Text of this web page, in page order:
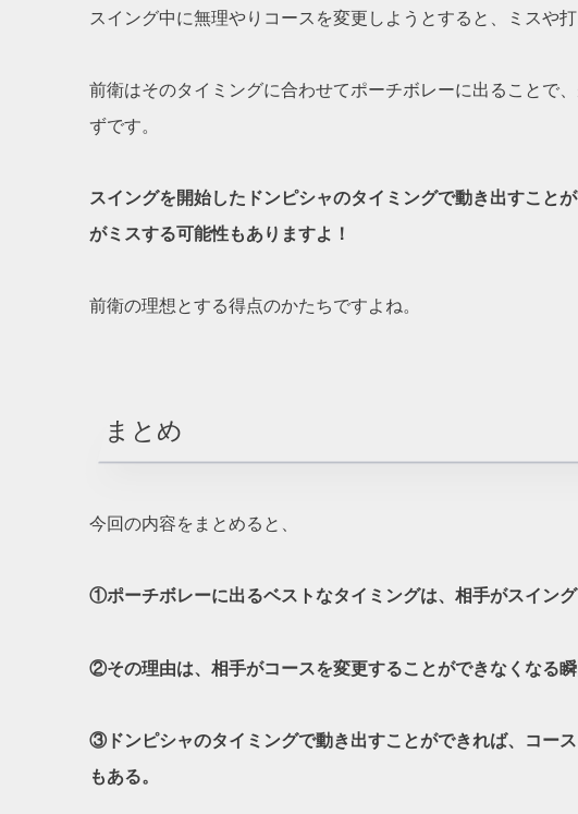
スイング中に無理やりコースを変更しようとすると、ミスや
前衛はそのタイミングに合わせてポーチボレーに出ることで
ずです。
スイングを開始したドンピシャのタイミングで動き出すこと
がミスする可能性もありますよ！
前衛の理想とする得点のかたちですよね。
まとめ
今回の内容をまとめると、
①ポーチボレーに出るベストなタイミングは、相手がスイング
②その理由は、相手がコースを変更することができなくなる瞬
③ドンピシャのタイミングで動き出すことができれば、コー
もある。